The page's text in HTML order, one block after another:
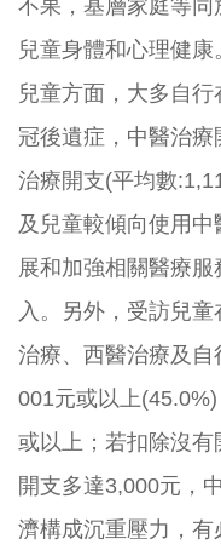
不果 ，基層家庭等同
兒童身體和心理健康
兒童方面， 大多自行
冠後遺症，中醫治療
治療開支(平均數:1,
及兒童較傾向使用中
展和加強相關醫療
入。另外，受訪兒童
治療、西醫治療及
001元或以上
或以上；若扣除沒有
開支多達3,000元，
濟構成沉重壓力，